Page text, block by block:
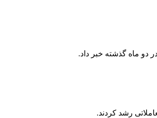
دو ماه گذشته خبر داد.
رشد کردند.